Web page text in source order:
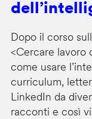
Dopo il corso
<Cercare lavoro
come usare
curriculum,
LinkedIn da
racconti e così